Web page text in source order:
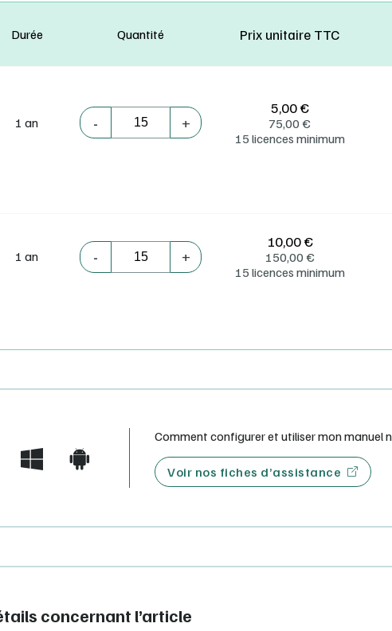
Durée Quantité Prix unitaire TTC
1 an - +
5,00 €
75,00€
15 licences minimum
1 an - +
10,00 €
150,00 €
15 licences minimum
Comment configurer et utiliser mon manuel
Voir nos fiches d’assistance
concernant l’article